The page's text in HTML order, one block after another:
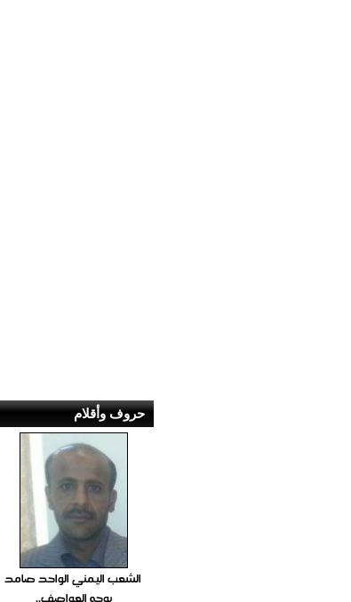
حروف وأقلام
الشعب اليمني الواحد صامد
بوجه العواصف..